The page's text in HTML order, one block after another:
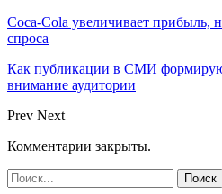
Coca-Cola увеличивает прибыль,
спроса
Как публикации в СМИ
внимание аудитории
Prev Next
Комментарии закрыты.